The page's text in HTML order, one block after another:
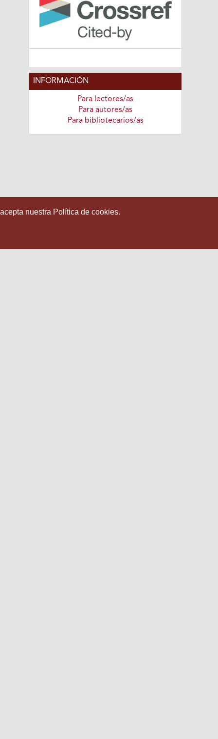
INFORMACIÓN
Para lectores/as
Para autores/as
Para bibliotecarios/as
nuestra Política de cookies.